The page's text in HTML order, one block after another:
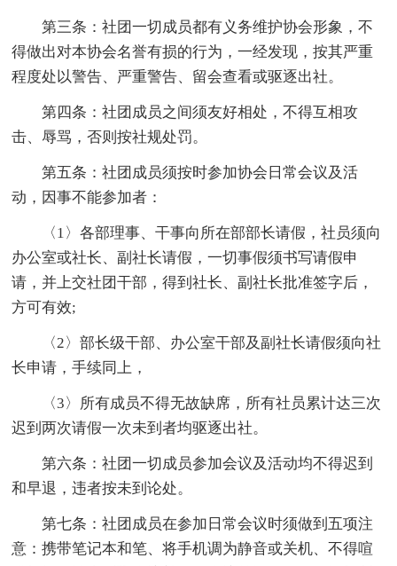
第三条：社团一切成员都有义务维护协会形象，不
得做出对本协会名誉有损的行为，一经发现，按其严重
程度处以警告、严重警告、留会查看或驱逐出社。
第四条：社团成员之间须友好相处，不得互相攻
击、辱骂，否则按社规处罚。
第五条：社团成员须按时参加协会日常会议及活
动，因事不能参加者：
〈1〉各部理事、干事向所在部部长请假，社员须向
办公室或社长、副社长请假，一切事假须书写请假申
请，并上交社团干部，得到社长、副社长批准签字后，
方可有效;
〈2〉部长级干部、办公室干部及副社长请假须向社
长申请，手续同上，
〈3〉所有成员不得无故缺席，所有社员累计达三次
迟到两次请假一次未到者均驱逐出社。
第六条：社团一切成员参加会议及活动均不得迟到
和早退，违者按未到论处。
第七条：社团成员在参加日常会议时须做到五项注
意：携带笔记本和笔、将手机调为静音或关机、不得喧